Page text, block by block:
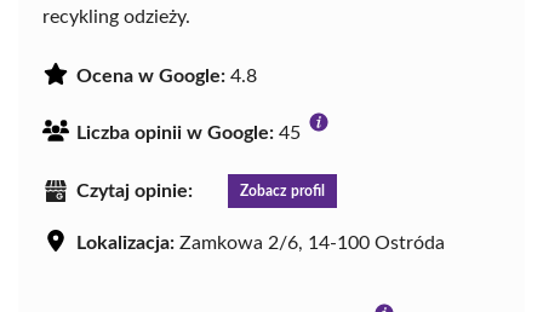
recykling odzieży.
Ocena w Google: 4.8
Liczba opinii w Google: 45
Czytaj opinie: Zobacz profil
Lokalizacja: Zamkowa 2/6, 14-100 Ostróda